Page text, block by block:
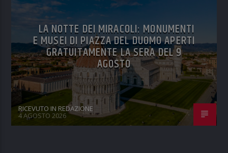
LA NOTTE DEI MIRACOLI: MONUMENTI
E MUSEI DI PIAZZA DEL DUOMO APERTI
GRATUITAMENTE LA SERA DEL 9
AGOSTO
RICEVUTO IN REDAZIONE
4 AGOSTO 2026